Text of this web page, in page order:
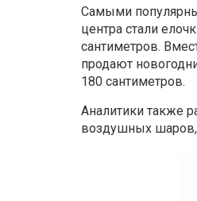
Самыми
центра стали
сантиметров.
продают
180 сантиметров.
Аналитики также
воздушных